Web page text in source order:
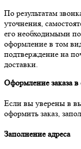
По результатам
уточнения,
его необходимыми
оформление в том
подтверждение на
доставки.
Оформление заказа
Если вы уверены в
оформить заказ,
Заполнение адреса